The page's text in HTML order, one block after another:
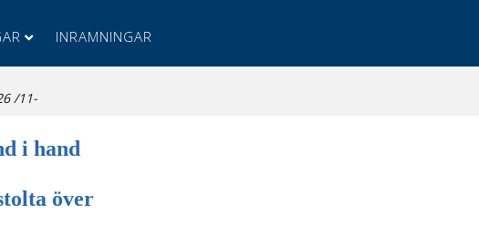
INRAMNINGAR
/11-
i hand
över